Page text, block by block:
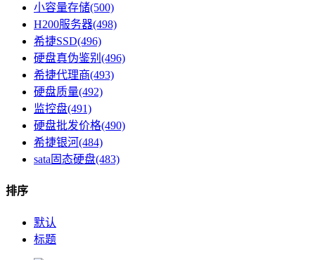
小容量存储(500)
H200服务器(498)
希捷SSD(496)
硬盘真伪鉴别(496)
希捷代理商(493)
硬盘质量(492)
监控盘(491)
硬盘批发价格(490)
希捷银河(484)
sata固态硬盘(483)
排序
默认
标题